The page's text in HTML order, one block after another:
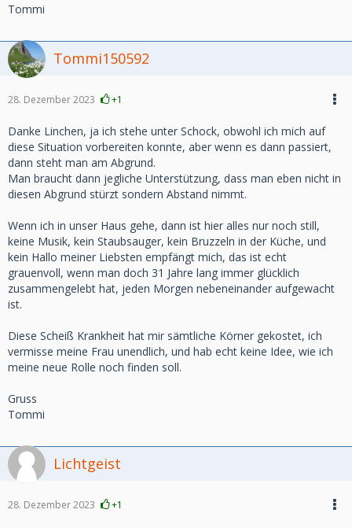
Tommi
Tommi150592
28. Dezember 2023 +1
Danke Linchen, ja ich stehe unter Schock, obwohl ich mich auf
diese Situation vorbereiten konnte, aber wenn es dann passiert,
dann steht man am Abgrund.
Man braucht dann jegliche Unterstützung, dass man eben nicht in
diesen Abgrund stürzt sondern Abstand nimmt.
Wenn ich in unser Haus gehe, dann ist hier alles nur noch still,
keine Musik, kein Staubsauger, kein Bruzzeln in der Küche, und
kein Hallo meiner Liebsten empfängt mich, das ist echt
grauenvoll, wenn man doch 31 Jahre lang immer glücklich
zusammengelebt hat, jeden Morgen nebeneinander aufgewacht
ist.
Diese Scheiß Krankheit hat mir sämtliche Körner gekostet, ich
vermisse meine Frau unendlich, und hab echt keine Idee, wie ich
meine neue Rolle noch finden soll.
Gruss
Tommi
Lichtgeist
28. Dezember 2023 +1